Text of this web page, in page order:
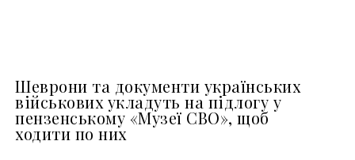
Шеврони та документи українських
військових укладуть на підлогу у
пензенському «Музеї СВО», щоб
ходити по них